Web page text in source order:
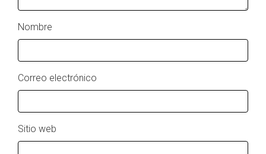
Nombre
Correo electrónico
Sitio web